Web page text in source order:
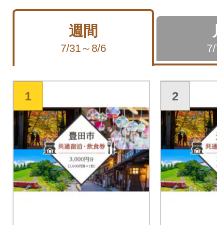
週間
7/31～8/6
1 2